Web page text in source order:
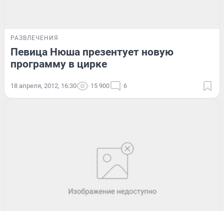
РАЗВЛЕЧЕНИЯ
Певица Нюша презентует новую
программу в цирке
18 апреля, 2012, 16:30 15 900 6